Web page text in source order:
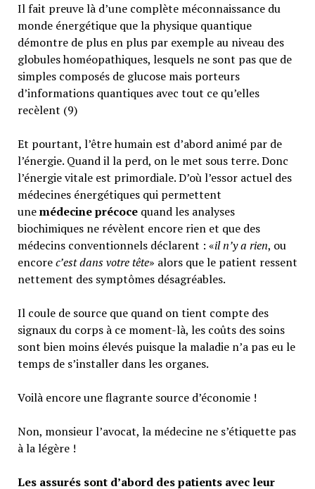
Il fait preuve là d’une complète méconnaissance du
monde énergétique que la physique quantique
démontre de plus en plus par exemple au niveau des
globules homéopathiques, lesquels ne sont pas que de
simples composés de glucose mais porteurs
d’informations quantiques avec tout ce qu’elles
recèlent (9)
Et pourtant, l’être humain est d’abord animé par de
l’énergie. Quand il la perd, on le met sous terre. Donc
l’énergie vitale est primordiale. D’où l’essor actuel des
médecines énergétiques qui permettent
unemédecine précoce quand les analyses
biochimiques ne révèlent encore rien et que des
médecins conventionnels déclarent : «il n’y a rien, ou
encorec’est dans votre tête» alors que le patient ressent
nettement des symptômes désagréables.
Il coule de source que quand on tient compte des
signaux du corps à ce moment-là, les coûts des soins
sont bien moins élevés puisque la maladie n’a pas eu le
temps de s’installer dans les organes.
Voilà encore une flagrante source d’économie !
Non, monsieur l’avocat, la médecine ne s’étiquette pas
à la légère !
Les assurés sont d’abord des patients avec leur